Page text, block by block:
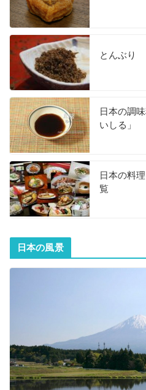
とんぶり
日本の調
いしる」
日本の料
覧
日本の風景